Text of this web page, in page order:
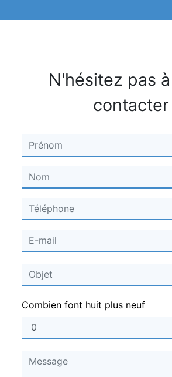
N'hésitez pas
contacter
Combien font huit plus neuf